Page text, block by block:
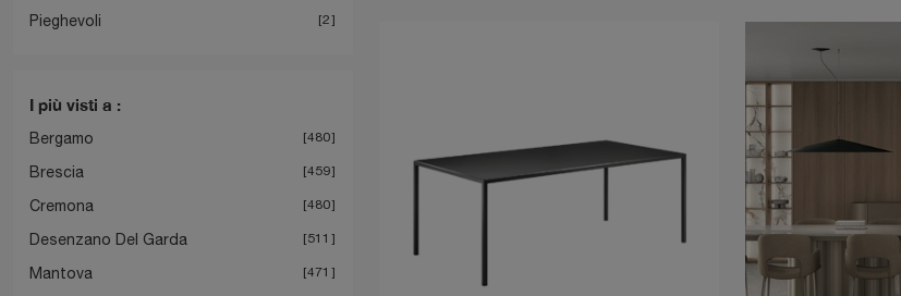
Pieghevoli 2
I più visti a :
Bergamo 480
Brescia 459
Cremona 480
Desenzano Del Garda 511
Mantova 471